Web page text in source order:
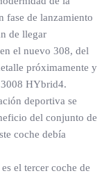
fase de lanzamiento
de llegar
el nuevo 308, del
próximamente y
HYbrid4.
deportiva se
del conjunto de
coche debía
el tercer coche de